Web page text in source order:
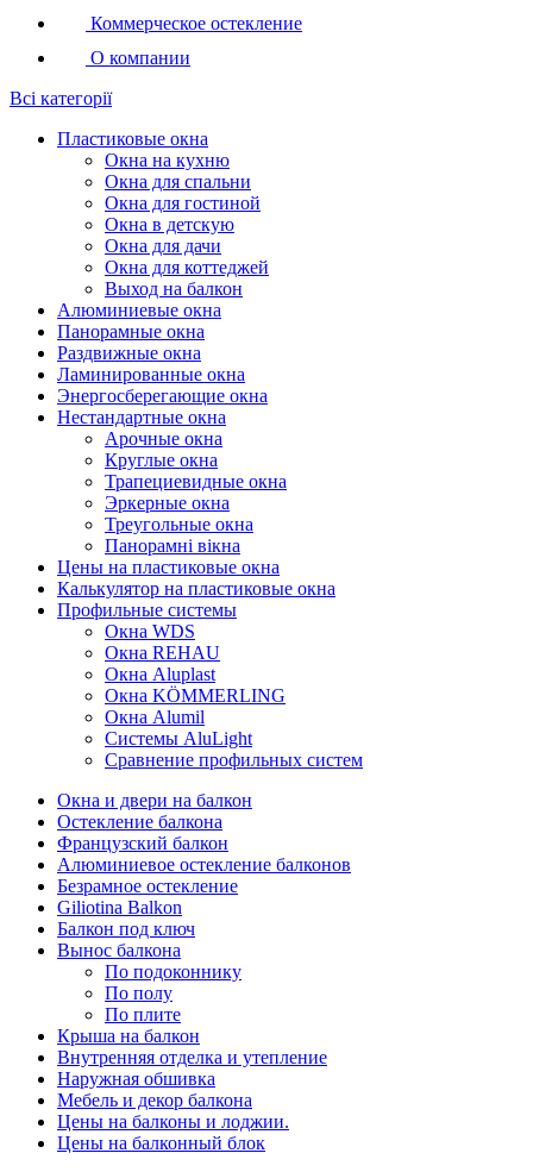
Коммерческое остекление
О компании
Всі категорії
Пластиковые окна
Окна на кухню
Окна для спальни
Окна для гостиной
Окна в детскую
Окна для дачи
Окна для коттеджей
Выход на балкон
Алюминиевые окна
Панорамные окна
Раздвижные окна
Ламинированные окна
Энергосберегающие окна
Нестандартные окна
Арочные окна
Круглые окна
Трапециевидные окна
Эркерные окна
Треугольные окна
Панорамні вікна
Цены на пластиковые окна
Калькулятор на пластиковые окна
Профильные системы
Окна WDS
Окна REHAU
Окна Aluplast
Окна KÖMMERLING
Окна Alumil
Системы AluLight
Сравнение профильных систем
Окна и двери на балкон
Остекление балкона
Французский балкон
Алюминиевое остекление балконов
Безрамное остекление
Giliotina Balkon
Балкон под ключ
Вынос балкона
По подоконнику
По полу
По плите
Крыша на балкон
Внутренняя отделка и утепление
Наружная обшивка
Мебель и декор балкона
Цены на балконы и лоджии.
Цены на балконный блок